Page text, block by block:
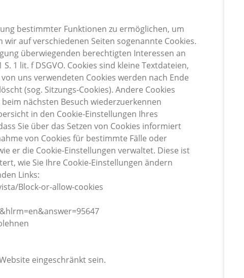
bestimmter Funktionen zu ermöglichen, um
auf verschiedenen Seiten sogenannte Cookies.
überwiegenden berechtigten Interessen an
1 lit. f DSGVO. Cookies sind kleine Textdateien,
uns verwendeten Cookies werden nach Ende
(sog. Sitzungs-Cookies). Andere Cookies
nächsten Besuch wiederzuerkennen
in den Cookie-Einstellungen Ihres
Sie über das Setzen von Cookies informiert
von Cookies für bestimmte Fälle oder
er die Cookie-Einstellungen verwaltet. Diese ist
wie Sie Ihre Cookie-Einstellungen ändern
Links:
Block-or-allow-cookies
eingeschränkt sein.